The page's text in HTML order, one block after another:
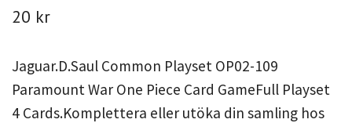
20 kr
Jaguar.D.Saul Common Playset OP02-109
Paramount War One Piece Card GameFull Playset
4 Cards.Komplettera eller utöka din samling hos